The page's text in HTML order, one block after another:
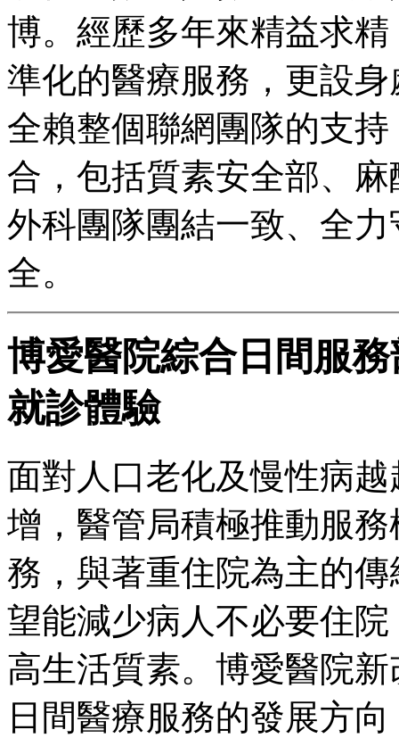
博。經歷多年來精益求
準化的醫療服務，更設
全賴整個聯網團隊的支
合，包括質素安全部、
外科團隊團結一致、全
全。
博愛醫院綜合日間服
就診體驗
面對人口老化及慢性病
增，醫管局積極推動服
務，與著重住院為主的
望能減少病人不必要住
高生活質素。博愛醫院
日間醫療服務的發展方